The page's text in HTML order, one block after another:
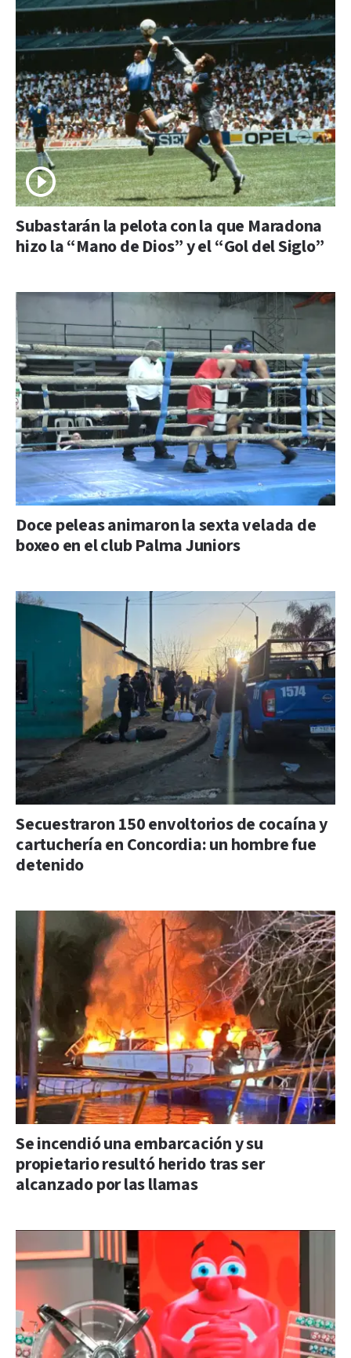
Subastarán la pelota con la que Maradona
hizo la “Mano de Dios” y el “Gol del Siglo”
Doce peleas animaron la sexta velada de
boxeo en el club Palma Juniors
Secuestraron 150 envoltorios de cocaína y
cartuchería en Concordia: un hombre fue
detenido
Se incendió una embarcación y su
propietario resultó herido tras ser
alcanzado por las llamas